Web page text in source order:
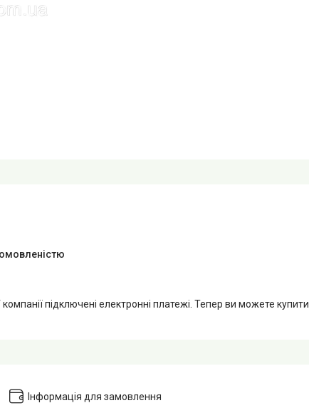
компанії підключені електронні платежі. Тепер ви можете купити
Інформація для замовлення